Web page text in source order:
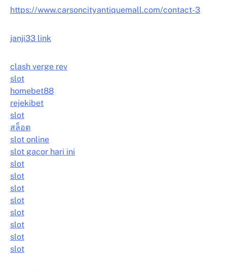
https://www.carsoncityantiquemall.com/contact-3
janji33 link
clash verge rev
slot
homebet88
rejekibet
slot
สล็อต
slot online
slot gacor hari ini
slot
slot
slot
slot
slot
slot
slot
slot